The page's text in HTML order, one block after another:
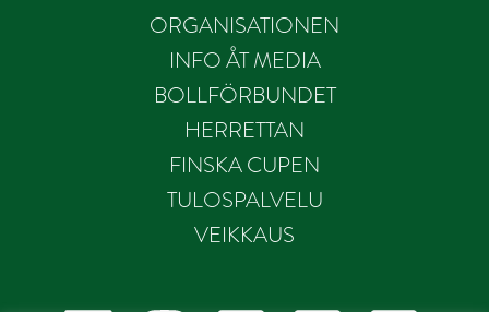
ORGANISATIONEN
INFO ÅT MEDIA
BOLLFÖRBUNDET
HERRETTAN
FINSKA CUPEN
TULOSPALVELU
VEIKKAUS